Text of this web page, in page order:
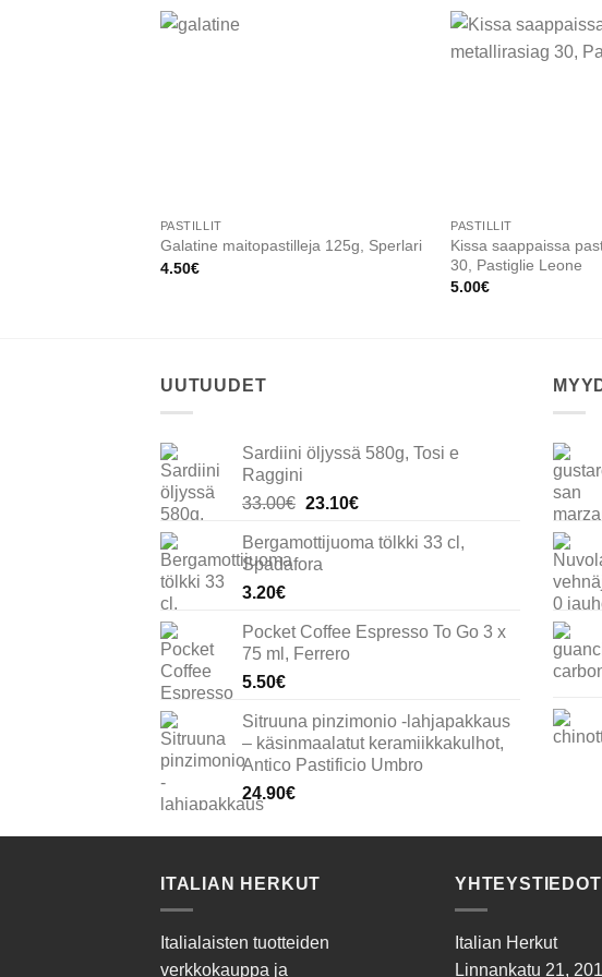
PASTILLIT
Galatine maitopastilleja 125g, Sperlari
4.50€
PASTILLIT
Kissa saappaissa
30, Pastiglie Leone
5.00€
UUTUUDET
Sardiini öljyssä 580g, Tosi e
Raggini
33.00€ Alkuperäinen
oli:
33.00€.
23.10€Nykyinen
on:
Bergamottijuoma tölkki 33 cl,
Spadafora
3.20€
Pocket Coffee Espresso To Go 3 x
75 ml, Ferrero
5.50€
Sitruuna pinzimonio -lahjapakkaus
– käsinmaalatut keramiikkakulhot,
Antico Pastificio Umbro
24.90€
ITALIAN HERKUT
Italialaisten tuotteiden
verkkokauppa ja
YHTEYSTIEDOT
Italian Herkut
Linnankatu 21,